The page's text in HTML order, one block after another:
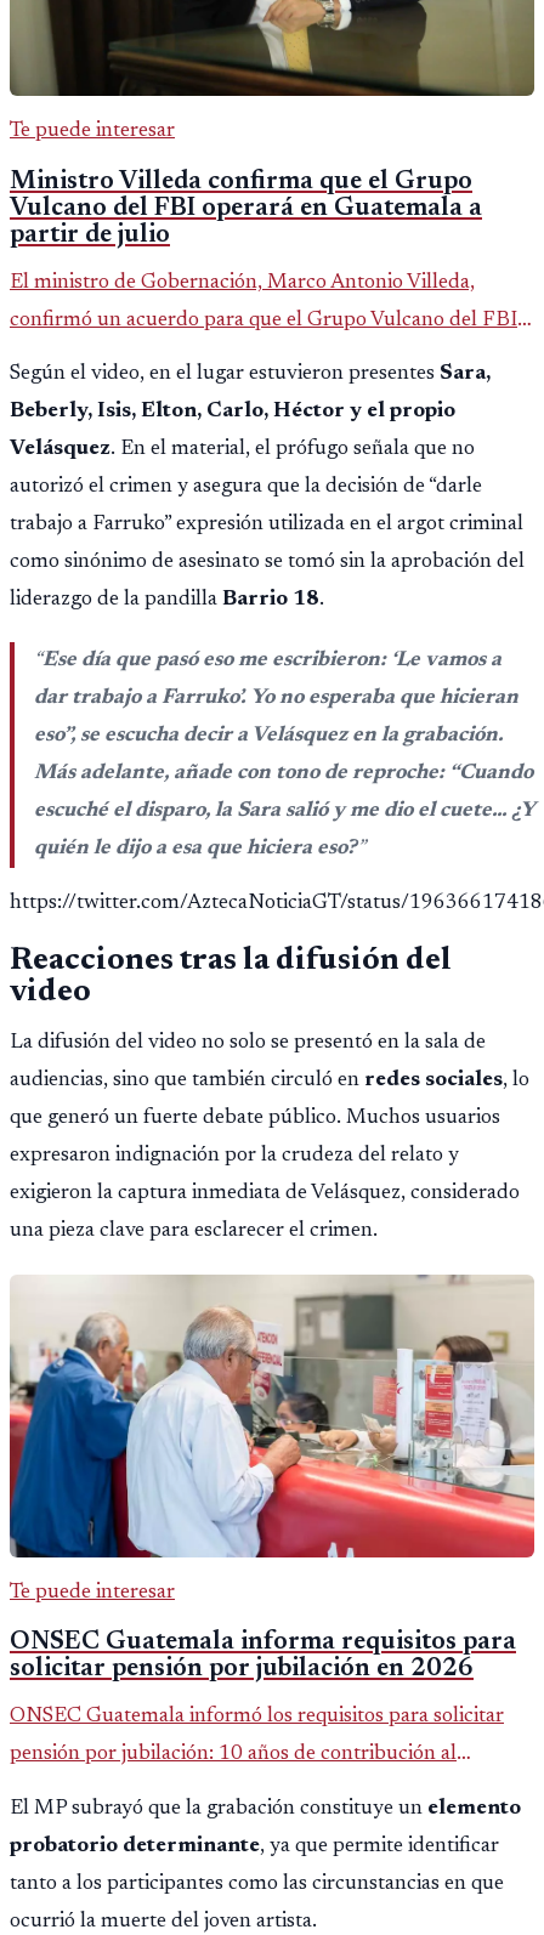
Te puede interesar
Ministro Villeda confirma que el Grupo
Vulcano del FBI operará en Guatemala a
partir de julio
El ministro de Gobernación, Marco Antonio Villeda,
confirmó un acuerdo para que el Grupo Vulcano del FBI
opere en Guatemala a partir de julio, tras un intento
fallido con la administración anterior del Ministerio
Público.
Según el video, en el lugar estuvieron presentes Sara,
Beberly, Isis, Elton, Carlo, Héctor y el propio
Velásquez. En el material, el prófugo señala que no
autorizó el crimen y asegura que la decisión de “darle
trabajo a Farruko” expresión utilizada en el argot criminal
como sinónimo de asesinato se tomó sin la aprobación del
liderazgo de la pandilla Barrio 18.
“Ese día que pasó eso me escribieron: ‘Le vamos a
dar trabajo a Farruko’. Yo no esperaba que hicieran
eso”, se escucha decir a Velásquez en la grabación.
Más adelante, añade con tono de reproche: “Cuando
escuché el disparo, la Sara salió y me dio el cuete... ¿Y
quién le dijo a esa que hiciera eso?”
https://twitter.com/AztecaNoticiaGT/status/
Reacciones tras la difusión del
video
La difusión del video no solo se presentó en la sala de
audiencias, sino que también circuló en redes sociales, lo
que generó un fuerte debate público. Muchos usuarios
expresaron indignación por la crudeza del relato y
exigieron la captura inmediata de Velásquez, considerado
una pieza clave para esclarecer el crimen.
Te puede interesar
ONSEC Guatemala informa requisitos para
solicitar pensión por jubilación en 2026
ONSEC Guatemala informó los requisitos para solicitar
pensión por jubilación: 10 años de contribución al
El MP subrayó que la grabación constituye un elemento
probatorio determinante, ya que permite identificar
tanto a los participantes como las circunstancias en que
ocurrió la muerte del joven artista.